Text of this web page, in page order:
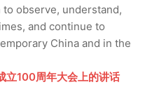
observe, understand,
and continue to
China and in the
立100周年大会上的讲话